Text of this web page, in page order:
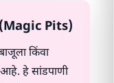
(Magic Pits)
किंवा
हे सांडपाणी